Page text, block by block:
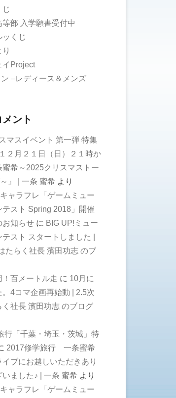
じ
部 入学願書受付中
ッくじ
イProject
–レディース＆メンズ
ント
マスイベント 第一弾 特集
１２月２１日（日）２１時か
蜜希～2025クリスマストー
』 | 一条 蜜希 より
ャラフレ「ゲームミュー
テスト Spring 2018」開催
お知らせ に BIG UP!ミュー
スト スタートしました |
たらく社長 濱田功志 のブ
！百メートル走 に 10月に
。4コマ企画再始動 | 2.5次
く社長 濱田功志 のブログ
行「千葉・埼玉・茨城」特
2017修学旅行 一条蜜希
イブにお越しいただきあり
いました♪ | 一条 蜜希 より
ャラフレ「ゲームミュー